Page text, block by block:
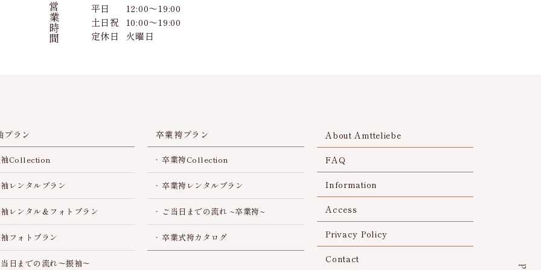
営業時間 平日
12:00～19:00
土日祝
10:00～19:00
定休日
火曜日
プラン
Collection
レンタルプラン
レンタル＆フォトプラン
フォトプラン
日までの流れ～振袖～
卒業袴プラン
卒業袴Collection
卒業袴レンタルプラン
ご当日までの流れ ~卒業袴~
卒業式袴カタログ
About Amtteliebe
FAQ
Information
Access
Privacy Policy
Contact